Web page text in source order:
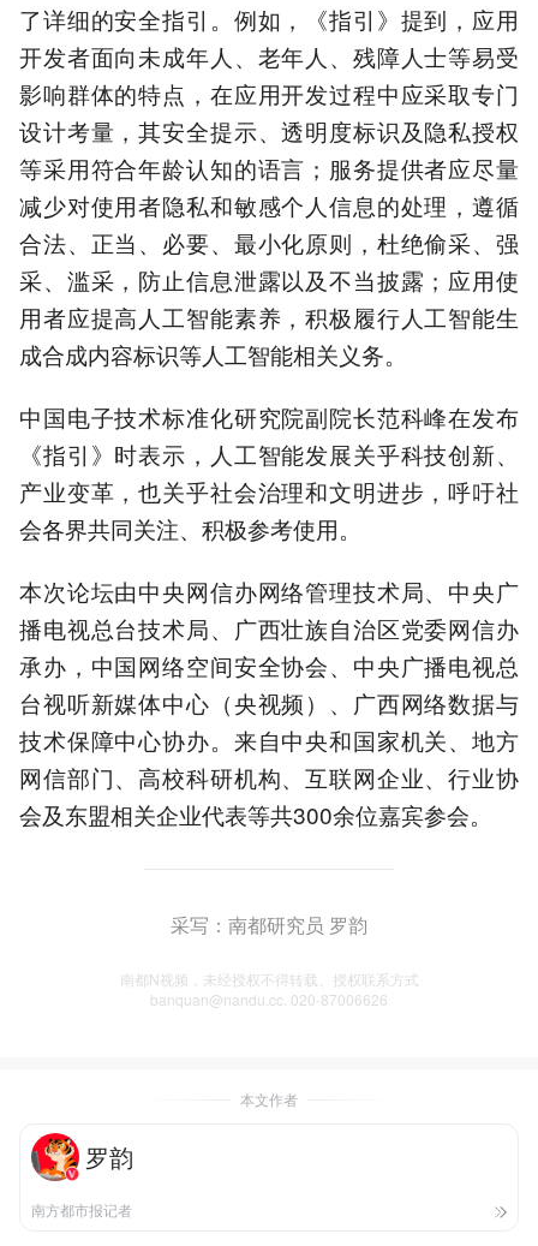
了详细的安全指引。例如，《指引》提到，应用
开发者面向未成年人、老年人、残障人士等易受
影响群体的特点，在应用开发过程中应采取专门
设计考量，其安全提示、透明度标识及隐私授权
等采用符合年龄认知的语言；服务提供者应尽量
减少对使用者隐私和敏感个人信息的处理，遵循
合法、正当、必要、最小化原则，杜绝偷采、强
采、滥采，防止信息泄露以及不当披露；应用使
用者应提高人工智能素养，积极履行人工智能生
成合成内容标识等人工智能相关义务。
中国电子技术标准化研究院副院长范科峰在发布
《指引》时表示，人工智能发展关乎科技创新、
产业变革，也关乎社会治理和文明进步，呼吁社
会各界共同关注、积极参考使用。
本次论坛由中央网信办网络管理技术局、中央广
播电视总台技术局、广西壮族自治区党委网信办
承办，中国网络空间安全协会、中央广播电视总
台视听新媒体中心（央视频）、广西网络数据与
技术保障中心协办。来自中央和国家机关、地方
网信部门、高校科研机构、互联网企业、行业协
会及东盟相关企业代表等共300余位嘉宾参会。
采写：南都研究员 罗韵
南都N视频，未经授权不得转载、授权联系方式
banquan@nandu.cc. 020-87006626
本文作者
罗韵
南方都市报记者